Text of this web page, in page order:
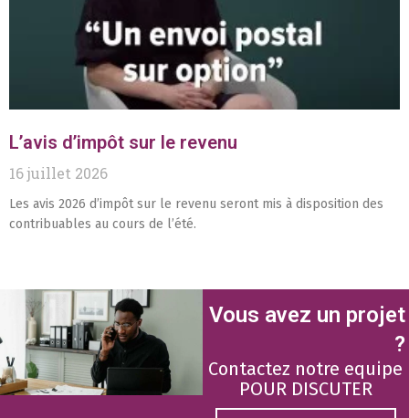
L’avis d’impôt sur le revenu
16 juillet 2026
Les avis 2026 d’impôt sur le revenu seront mis à disposition des
contribuables au cours de l’été.
Vous avez un projet
?
Contactez notre equipe
POUR DISCUTER